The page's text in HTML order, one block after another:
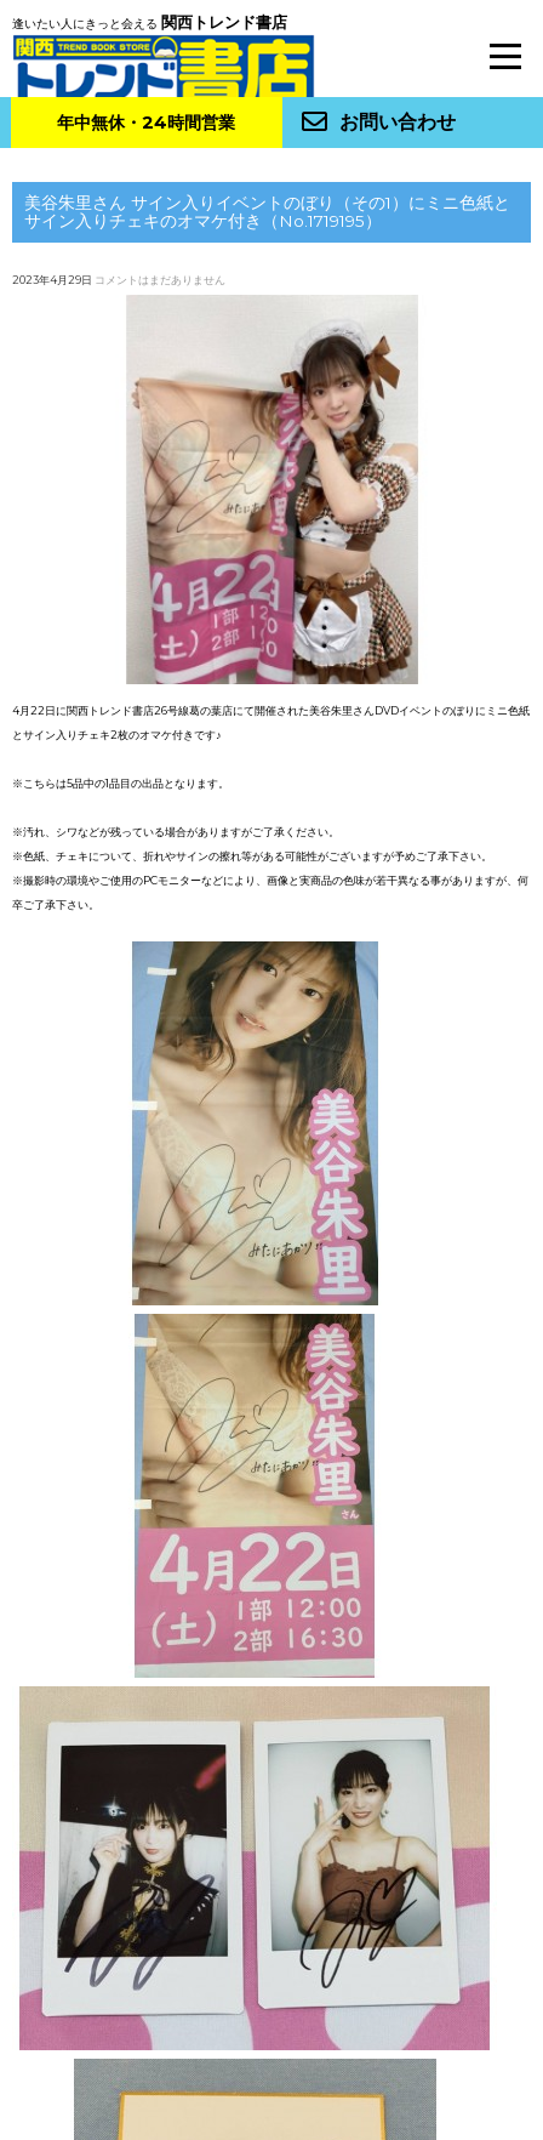
逢いたい人にきっと会える 関西トレンド書店
年中無休・24時間営業 お問い合わせ
美谷朱里さん サイン入りイベントのぼり（その1）にミニ色紙と
サイン入りチェキのオマケ付き（No.1719195）
2023年4月29日 コメントはまだありません
4月22日に関西トレンド書店26号線葛の葉店にて開催された美谷朱里さんDVDイベントのぼりにミニ色紙
とサイン入りチェキ2枚のオマケ付きです♪
※こちらは5品中の1品目の出品となります。
※汚れ、シワなどが残っている場合がありますがご了承ください。
※色紙、チェキについて、折れやサインの擦れ等がある可能性がございますが予めご了承下さい。
※撮影時の環境やご使用のPCモニターなどにより、画像と実商品の色味が若干異なる事がありますが、何
卒ご了承下さい。